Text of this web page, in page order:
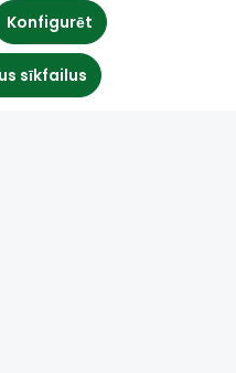
Konfigurēt
sīkfailus